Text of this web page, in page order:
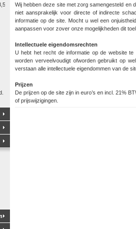
4. ca. 140m, 50 gr.(37)
2,5-3, ca. 125m, 50 gr.(38)
Wij hebben deze site met zorg samengesteld en
niet aansprakelijk voor directe of indirecte
informatie op de site. Mocht u wel een
aanpassen voor zover onze mogelijkheden dit
Intellectuele eigendomsrechten
U hebt het recht de informatie op de website te
worden verveelvoudigt ofworden gebruikt op
verstaan alle intellectuele eigendommen van de
Prijzen
De prijzen op de site zijn in euro’s en incl. 21%
of prijswijzigingen.